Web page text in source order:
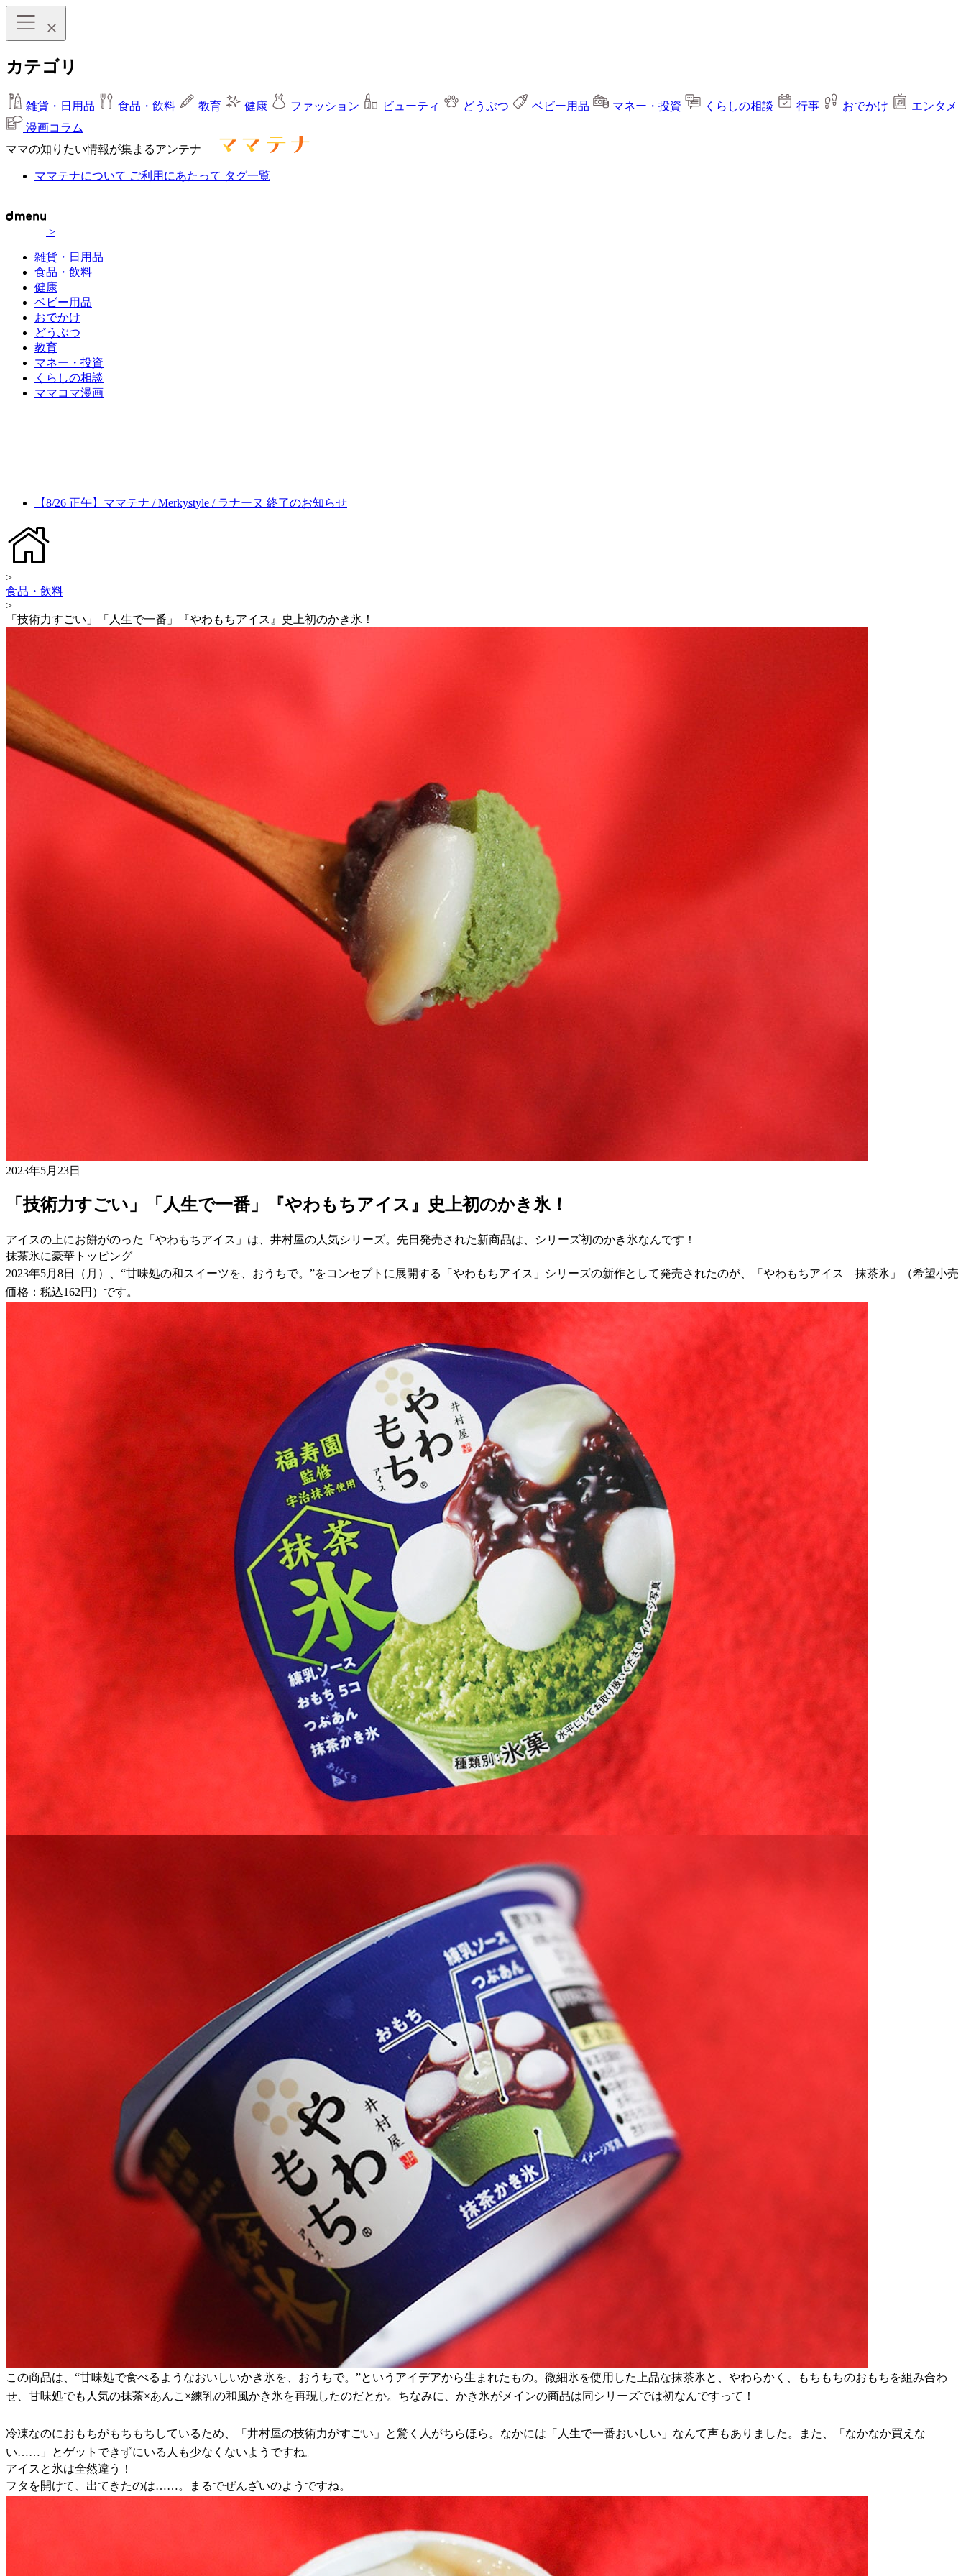
カテゴリ
雑貨・日用品 食品・飲料 教育 健康 ファッション ビューティ どうぶつ ベビー用品 マネー・投資 くらしの相談 行事 おでかけ
エンタメ
漫画コラム
ママの知りたい情報が集まるアンテナ
ママテナについて ご利用にあたって タグ一覧
>
雑貨・日用品
食品・飲料
健康
ベビー用品
おでかけ
どうぶつ
教育
マネー・投資
くらしの相談
ママコマ漫画
【8/26 正午】ママテナ / Merkystyle / ラナーヌ 終了のお知らせ
>
食品・飲料
>
「技術力すごい」「人生で一番」『やわもちアイス』史上初のかき氷！
2023年5月23日
「技術力すごい」「人生で一番」『やわもちアイス』史上初のかき氷！
アイスの上にお餅がのった「やわもちアイス」は、井村屋の人気シリーズ。先日発売された新商品は、シリーズ初のかき氷なんです！
抹茶氷に豪華トッピング
2023年5月8日（月）、“甘味処の和スイーツを、おうちで。”をコンセプトに展開する「やわもちアイス」シリーズの新作として発売されたのが、「やわもちアイス 抹茶氷」（希望小売
価格：税込162円）です。
この商品は、“甘味処で食べるようなおいしいかき氷を、おうちで。”というアイデアから生まれたもの。微細氷を使用した上品な抹茶氷と、やわらかく、もちもちのおもちを組み合わ
せ、甘味処でも人気の抹茶×あんこ×練乳の和風かき氷を再現したのだとか。ちなみに、かき氷がメインの商品は同シリーズでは初なんですって！
冷凍なのにおもちがもちもちしているため、「井村屋の技術力がすごい」と驚く人がちらほら。なかには「人生で一番おいしい」なんて声もありました。また、「なかなか買えな
い……」とゲットできずにいる人も少なくないようですね。
アイスと氷は全然違う！
フタを開けて、出てきたのは……。まるでぜんざいのようですね。